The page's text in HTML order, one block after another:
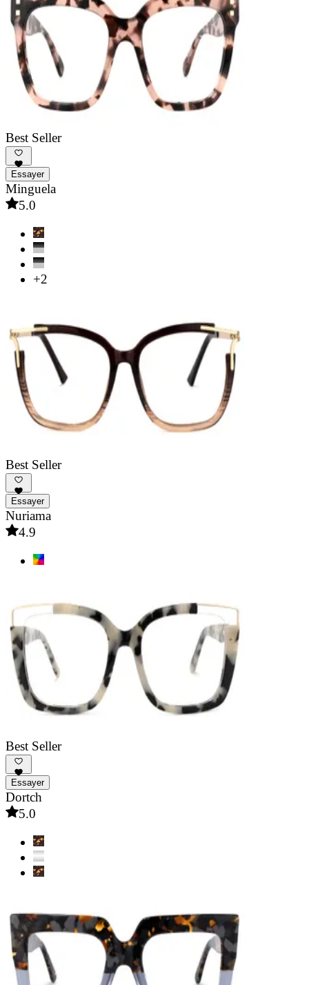
Best Seller
Essayer
Minguela
5.0
+2
Best Seller
Essayer
Nuriama
4.9
Best Seller
Essayer
Dortch
5.0